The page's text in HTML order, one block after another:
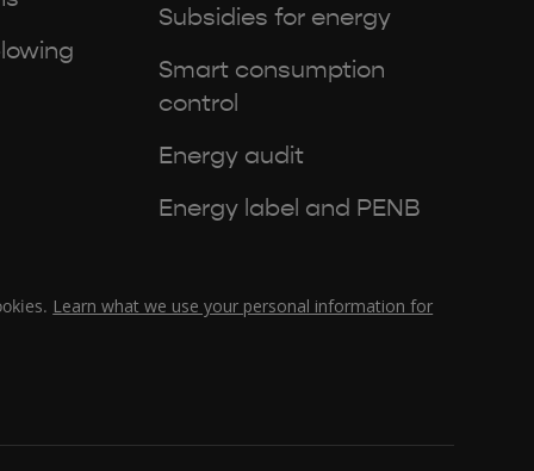
Subsidies for energy
Smart consumption
control
Energy audit
Energy label and PENB
Learn what we use your personal information for